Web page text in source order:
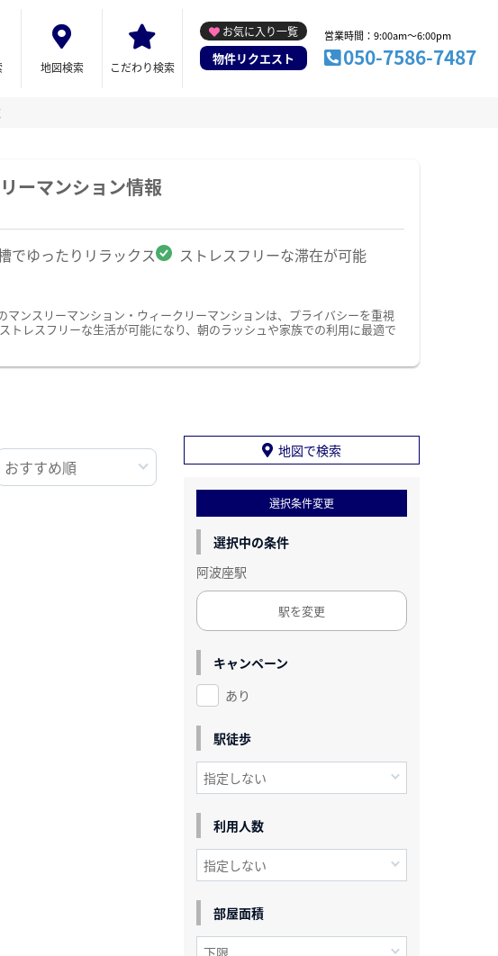
地図検索 こだわり検索
お気に入り一覧
物件リクエスト
営業時間：9:00am～6:00pm
050-7586-7487
ーマンション情報
でゆったりリラックス ストレスフリーな滞在が可能
ンスリーマンション・ウィークリーマンションは、プライバシーを重視
レスフリーな生活が可能になり、朝のラッシュや家族での利用に最適で
地図で検索
選択条件変更
選択中の条件
阿波座駅
駅を変更
キャンペーン
あり
駅徒歩
利用人数
部屋面積